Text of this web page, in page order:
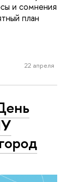
и сомнения
план
22 апреля